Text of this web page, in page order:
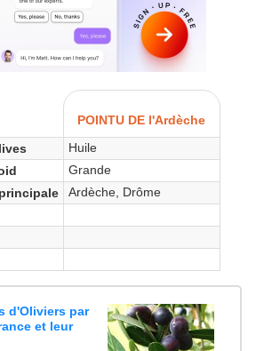
POINTU DE l'Ardèche
Huile
Grande
Ardèche, Drôme
d'Oliviers par
et leur